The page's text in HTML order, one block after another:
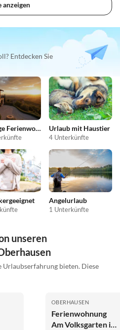
anzeigen
Entdecken Sie
Günstige Ferienwohnungen Urlaub mit Haustier
4 Unterkünfte
Angelurlaub
1 Unterkünfte
unseren
bieten. Diese
OBERHAUSEN
Ferienwohnung
Am Volksgarten in